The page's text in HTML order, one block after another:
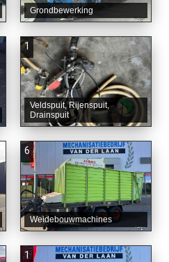
Grondbewerking
1
Veldspuit, Rijenspuit,
Drainspuit
6
Weidebouwmachines
1